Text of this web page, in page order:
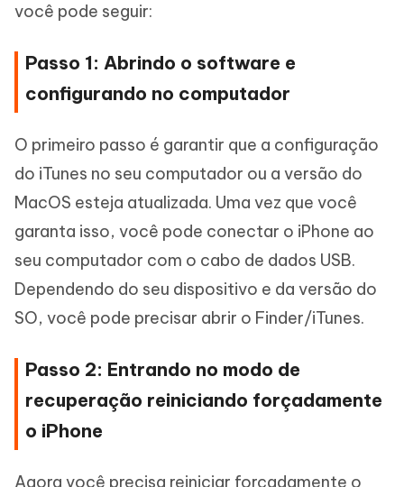
você pode seguir:
Passo 1: Abrindo o software e
configurando no computador
O primeiro passo é garantir que a configuração
do iTunes no seu computador ou a versão do
MacOS esteja atualizada. Uma vez que você
garanta isso, você pode conectar o iPhone ao
seu computador com o cabo de dados USB.
Dependendo do seu dispositivo e da versão do
SO, você pode precisar abrir o Finder/iTunes.
Passo 2: Entrando no modo de
recuperação reiniciando forçadamente
o iPhone
Agora você precisa reiniciar forçadamente o